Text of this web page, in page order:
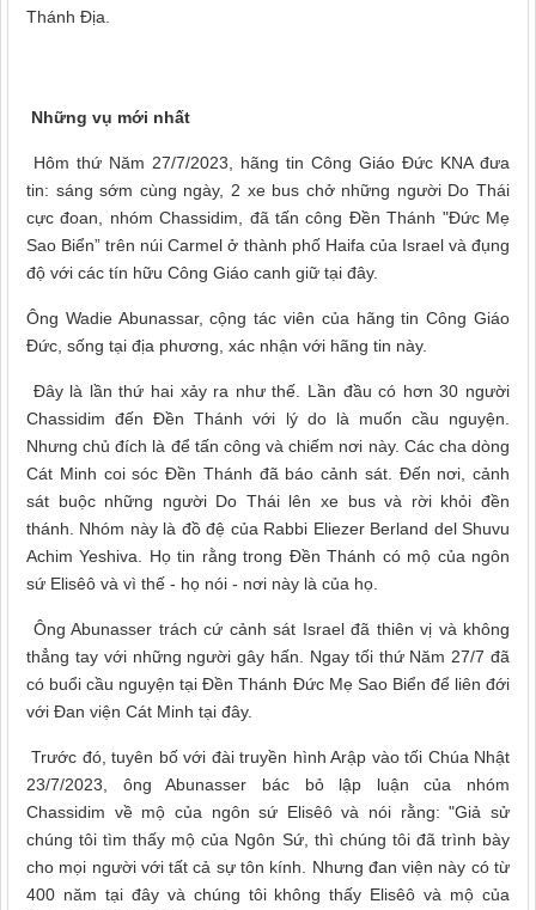
Thánh Địa.
Những vụ mới nhất
Hôm thứ Năm 27/7/2023, hãng tin Công Giáo Đức KNA đưa
tin: sáng sớm cùng ngày, 2 xe bus chở những người Do Thái
cực đoan, nhóm Chassidim, đã tấn công Đền Thánh "Đức Mẹ
Sao Biển” trên núi Carmel ở thành phố Haifa của Israel và đụng
độ với các tín hữu Công Giáo canh giữ tại đây.
Ông Wadie Abunassar, cộng tác viên của hãng tin Công Giáo
Đức, sống tại địa phương, xác nhận với hãng tin này.
Đây là lần thứ hai xảy ra như thế. Lần đầu có hơn 30 người
Chassidim đến Đền Thánh với lý do là muốn cầu nguyện.
Nhưng chủ đích là để tấn công và chiếm nơi này. Các cha dòng
Cát Minh coi sóc Đền Thánh đã báo cảnh sát. Đến nơi, cảnh
sát buộc những người Do Thái lên xe bus và rời khỏi đền
thánh. Nhóm này là đồ đệ của Rabbi Eliezer Berland del Shuvu
Achim Yeshiva. Họ tin rằng trong Đền Thánh có mộ của ngôn
sứ Elisêô và vì thế - họ nói - nơi này là của họ.
Ông Abunasser trách cứ cảnh sát Israel đã thiên vị và không
thẳng tay với những người gây hấn. Ngay tối thứ Năm 27/7 đã
có buổi cầu nguyện tại Đền Thánh Đức Mẹ Sao Biển để liên đới
với Đan viện Cát Minh tại đây.
Trước đó, tuyên bố với đài truyền hình Arập vào tối Chúa Nhật
23/7/2023, ông Abunasser bác bỏ lập luận của nhóm
Chassidim về mộ của ngôn sứ Elisêô và nói rằng: "Giả sử
chúng tôi tìm thấy mộ của Ngôn Sứ, thì chúng tôi đã trình bày
cho mọi người với tất cả sự tôn kính. Nhưng đan viện này có từ
400 năm tại đây và chúng tôi không thấy Elisêô và mộ của